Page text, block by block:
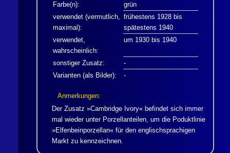
Farbe(n):
grün
verwendet (vermutlich,
maximal):
frühestens 1928 bis
spätestens 1940
verwendet,
wahrscheinlich:
um 1930 bis 1940
sonstiger Zusatz:
-
Varianten (als Bilder):
-
Anmerkungen:
Der Zusatz »Cambridge Ivory« befindet sich immer
mal wieder unter Porzellanteilen, um die Poduktlinie
»Elfenbeinporzellan« für den englischsprachigen
Markt zu kennzeichnen.